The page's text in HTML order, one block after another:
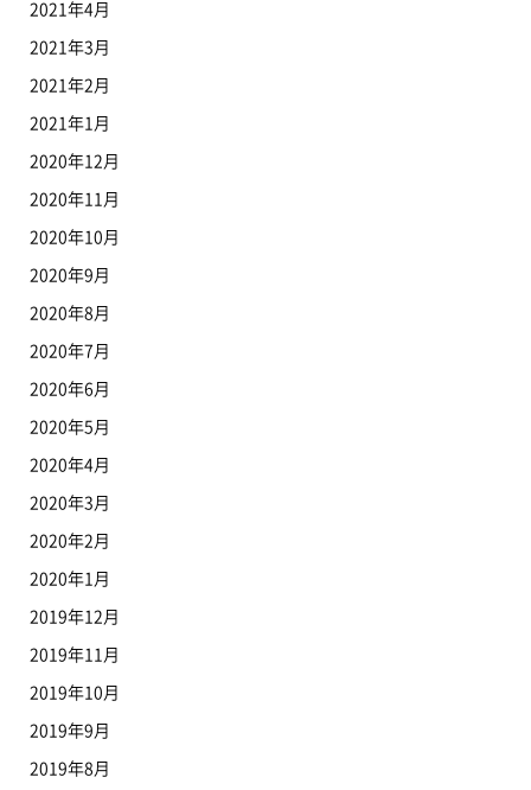
2021年4月
2021年3月
2021年2月
2021年1月
2020年12月
2020年11月
2020年10月
2020年9月
2020年8月
2020年7月
2020年6月
2020年5月
2020年4月
2020年3月
2020年2月
2020年1月
2019年12月
2019年11月
2019年10月
2019年9月
2019年8月